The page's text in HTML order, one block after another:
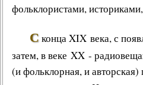
фольклористами,
Сконца XIX века, с
затем, в веке XX -
(и фольклорная, и